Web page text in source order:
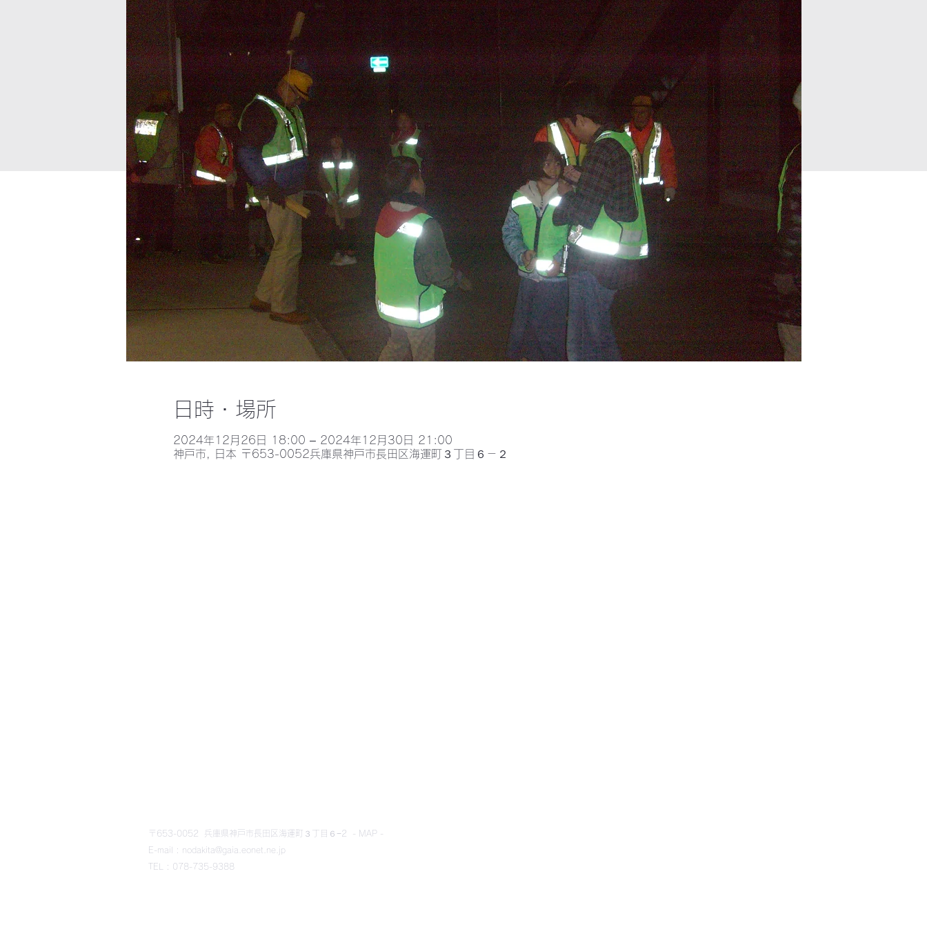
日時・場所
2024年12月26日 18:00 – 2024年12月30日 21:00
神戸市, 日本 〒653-0052兵庫県神戸市長田区海運町３丁目６－２
〒653-0052 兵庫県神戸市長田区海運町３丁目６−2 - MAP -
E-mail : nodakita@gaia.eonet.ne.jp
TEL : 078-735-9388